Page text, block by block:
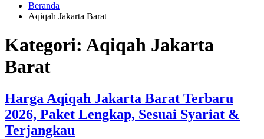
HUBUNGI
KAMI
0823
1246
Beranda
Aqiqah Jakarta Barat
Kategori: Aqiqah Jakarta
Barat
Harga Aqiqah Jakarta Barat Terbaru
2026, Paket Lengkap, Sesuai Syariat &
Terjangkau